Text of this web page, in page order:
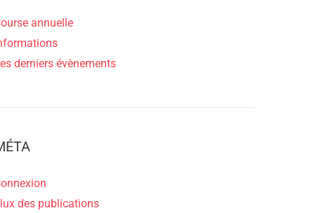
annuelle
derniers évènements
des publications